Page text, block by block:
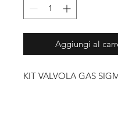
Aggiungi al
KIT VALVOLA GAS